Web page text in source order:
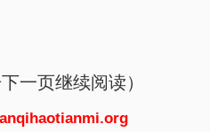
一页继续阅读）